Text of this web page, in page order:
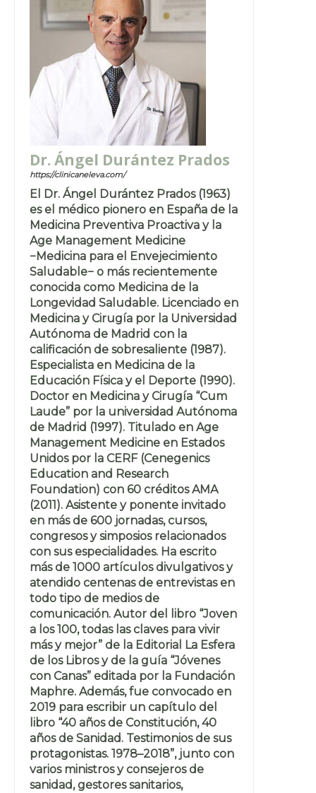
Dr. Ángel Durántez Prados
https://clinicaneleva.com/
El Dr. Ángel Durántez Prados (1963)
es el médico pionero en España de la
Medicina Preventiva Proactiva y la
Age Management Medicine
−Medicina para el Envejecimiento
Saludable− o más recientemente
conocida como Medicina de la
Longevidad Saludable. Licenciado en
Medicina y Cirugía por la Universidad
Autónoma de Madrid con la
calificación de sobresaliente (1987).
Especialista en Medicina de la
Educación Física y el Deporte (1990).
Doctor en Medicina y Cirugía “Cum
Laude” por la universidad Autónoma
de Madrid (1997). Titulado en Age
Management Medicine en Estados
Unidos por la CERF (Cenegenics
Education and Research
Foundation) con 60 créditos AMA
(2011). Asistente y ponente invitado
en más de 600 jornadas, cursos,
congresos y simposios relacionados
con sus especialidades. Ha escrito
más de 1000 artículos divulgativos y
atendido centenas de entrevistas en
todo tipo de medios de
comunicación. Autor del libro “Joven
a los 100, todas las claves para vivir
más y mejor” de la Editorial La Esfera
de los Libros y de la guía “Jóvenes
con Canas” editada por la Fundación
Maphre. Además, fue convocado en
2019 para escribir un capítulo del
libro “40 años de Constitución, 40
años de Sanidad. Testimonios de sus
protagonistas. 1978–2018”, junto con
varios ministros y consejeros de
sanidad, gestores sanitarios,